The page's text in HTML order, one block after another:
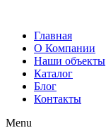
содержимому
Главная
О Компании
Наши объекты
Каталог
Блог
Контакты
Menu